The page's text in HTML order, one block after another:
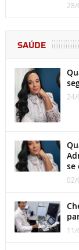
28/
SAÚDE
24/
se
02/
11/